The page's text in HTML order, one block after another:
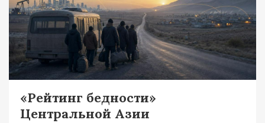
«Рейтинг бедности»
Центральной Азии